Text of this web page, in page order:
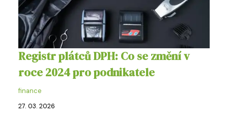
Registr plátců DPH: Co se změní v
roce 2024 pro podnikatele
finance
27. 03. 2026